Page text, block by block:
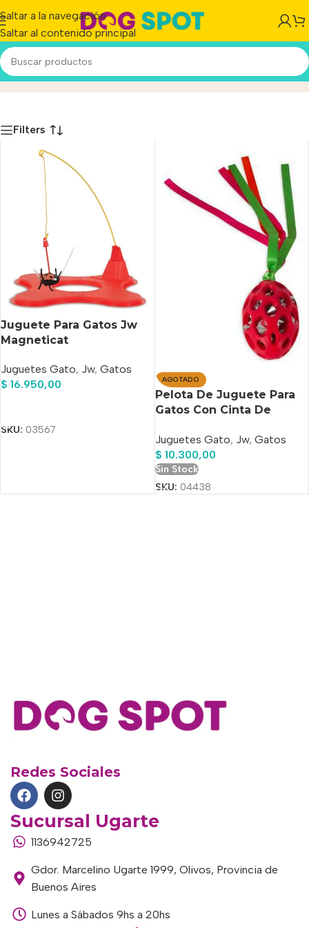
Saltar a la navegación
Saltar al contenido principal
JwInicio/Producto
Filters
Juguete Para Gatos Jw
Magneticat
Juguetes Gato, Jw, Gatos
$ 16.950,00
SKU: 03567
AGOTADO
Pelota De Juguete Para
Gatos Con Cinta De
Jw
Juguetes Gato, Jw, Gatos
$ 10.300,00
Sin Stock
SKU: 04438
Redes Sociales
Sucursal Ugarte
1136942725
Gdor. Marcelino Ugarte 1999, Olivos, Provincia de
Buenos Aires
Lunes a Sábados 9hs a 20hs